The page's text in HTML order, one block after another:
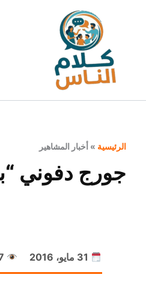
الرئيسية » أخبار المشاهير
جورج دفوني